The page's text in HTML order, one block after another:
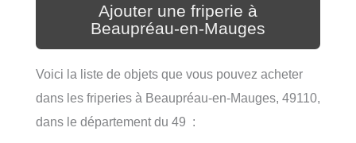
Ajouter une friperie à
Beaupréau-en-Mauges
Voici la liste de objets que vous pouvez acheter
dans les friperies à Beaupréau-en-Mauges, 49110,
dans le département du 49 :